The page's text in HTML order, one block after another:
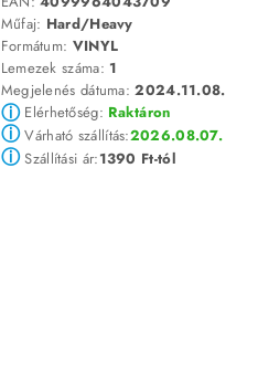
Műfaj: Hard/Heavy
Formátum: VINYL
Lemezek száma: 1
Megjelenés dátuma:2024.11.08.
ⓘElérhetőség: Raktáron
ⓘVárható szállítás:2026.08.07.
ⓘSzállítási ár:1390 Ft-tól